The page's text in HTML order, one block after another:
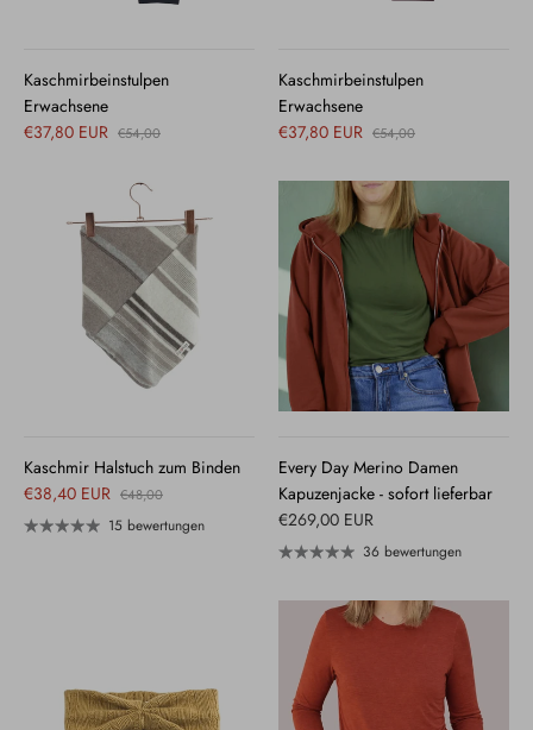
Kaschmirbeinstulpen
Erwachsene
€37,80 EUR €54,00
Kaschmirbeinstulpen
Erwachsene
€37,80 EUR €54,00
Kaschmir Halstuch zum Binden
€38,40 EUR €48,00
15 bewertungen
Every Day Merino Damen
Kapuzenjacke - sofort lieferbar
€269,00 EUR
36 bewertungen